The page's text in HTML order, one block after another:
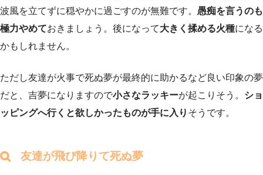
波風を立てずに穏やかに過ごすのが無難です。 愚痴を言うのも
極力やめておきましょう。後になって大きく揉める火種になる
かもしれません。
ただし友達が火事で死ぬ夢が最終的に助かるなど良い印象の夢
だと、吉夢になりますので小さなラッキーが起こりそう。 ショ
ッピングへ行くと欲しかったものが手に入り そうです。
友達が飛び降りて死ぬ夢